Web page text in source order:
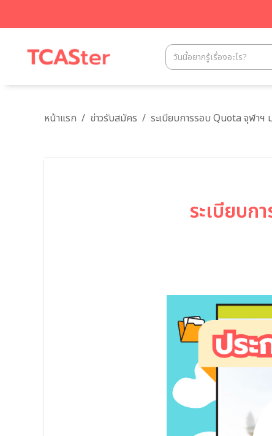
หน้าแรก / ข่าวรับสมัคร / ระเบียบการรอบ Quota จุฬาฯ
ระเบียบก